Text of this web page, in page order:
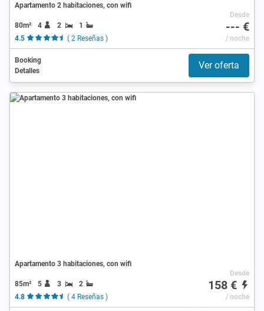
Apartamento 2 habitaciones, con wifi
80m² 4 2
1
4.5
( 2 Reseñas )
Desde
--- €
/ noche
Booking
Detalles
Ver oferta
Apartamento 3 habitaciones, con wifi
85m² 5 3
2
4.8
( 4 Reseñas )
Desde
158 €
/ noche